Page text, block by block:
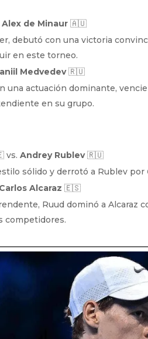
Alex de Minaur 🇦🇺
debutó con una victoria
en este torneo.
Medvedev🇷🇺
una actuación dominante,
en su grupo.
vs.Andrey Rublev🇷🇺
sólido y derrotó a Rublev por
Carlos Alcaraz 🇪🇸
Ruud dominó a Alcaraz
competidores.